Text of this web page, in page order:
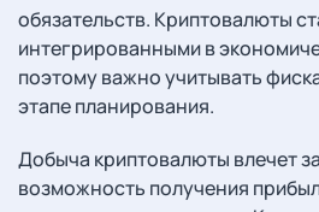
обязательств. Криптовалюты
интегрированными в
поэтому важно учитывать
этапе планирования.
Добыча криптовалюты влечет
возможность получения